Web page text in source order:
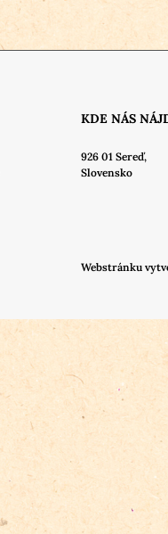
KDE NÁS
926 01 Sereď,
Slovensko
Webstránku